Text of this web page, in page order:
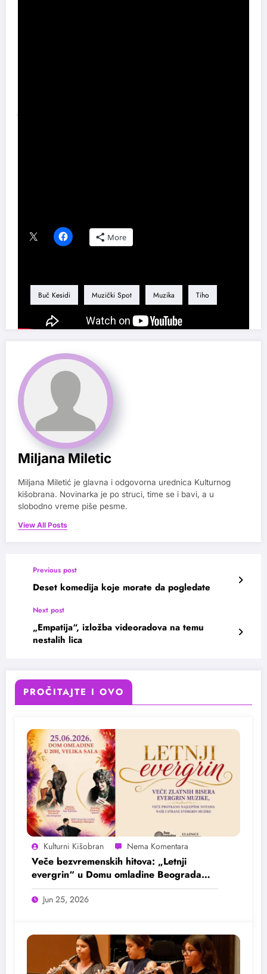
More
Buč Kesidi Muzički Spot Muzika Tiho
Miljana Miletic
Miljana Miletić je glavna i odgovorna urednica Kulturnog
kišobrana. Novinarka je po struci, time se i bavi, a u
slobodno vreme piše pesme.
View All Posts
Previous post
Deset komedija koje morate da pogledate
Next post
„Empatija“, izložba videoradova na temu
nestalih lica
PROČITAJTE I OVO
Kulturni Kišobran
Veče bezvremenskih hitova: „Letnji
evergrin“ u Domu omladine Beograda
25. juna
Jun 25, 2026